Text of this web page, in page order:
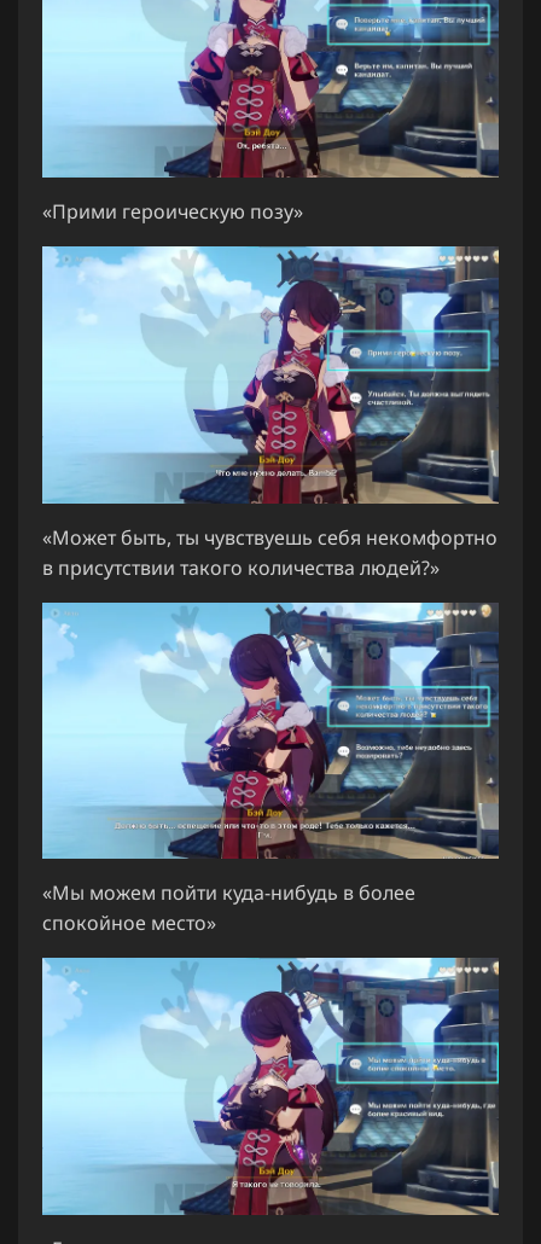
«Прими героическую позу»
«Может быть, ты чувствуешь себя некомфортно
в присутствии такого количества людей?»
«Мы можем пойти куда-нибудь в более
спокойное место»